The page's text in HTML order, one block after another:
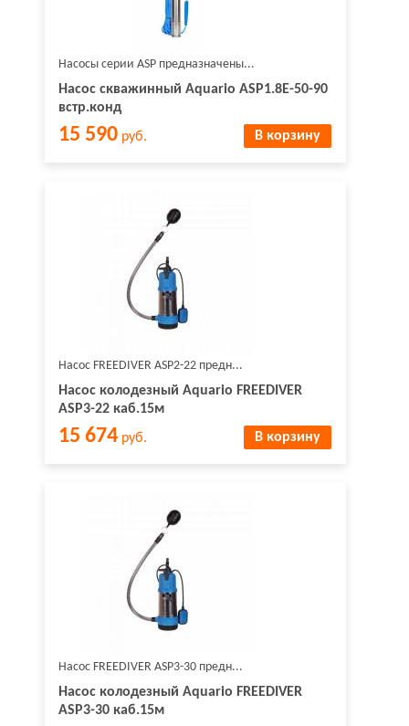
Насосы серии ASP предназначены...
Насос скважинный Aquario ASP1.8E-50-90
встр.конд
15 590 руб. В корзину
Насос FREEDIVER ASP2-22 предн...
Насос колодезный Aquario FREEDIVER
ASP3-22 каб.15м
15 674 руб. В корзину
Насос FREEDIVER ASP3-30 предн...
Насос колодезный Aquario FREEDIVER
ASP3-30 каб.15м